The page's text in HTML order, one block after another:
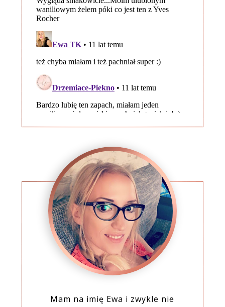
Mam na imię Ewa i zwykle nie